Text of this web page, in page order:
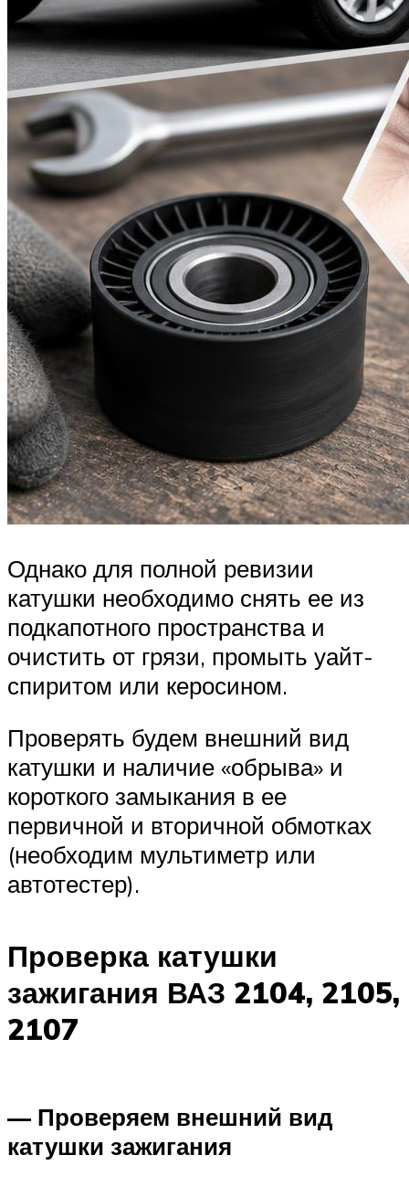
Однако для полной ревизии
катушки необходимо снять ее из
подкапотного пространства и
очистить от грязи, промыть уайт-
спиритом или керосином.
Проверять будем внешний вид
катушки и наличие «обрыва» и
короткого замыкания в ее
первичной и вторичной обмотках
(необходим мультиметр или
автотестер).
Проверка катушки
зажигания ВАЗ 2104, 2105,
2107
— Проверяем внешний вид
катушки зажигания